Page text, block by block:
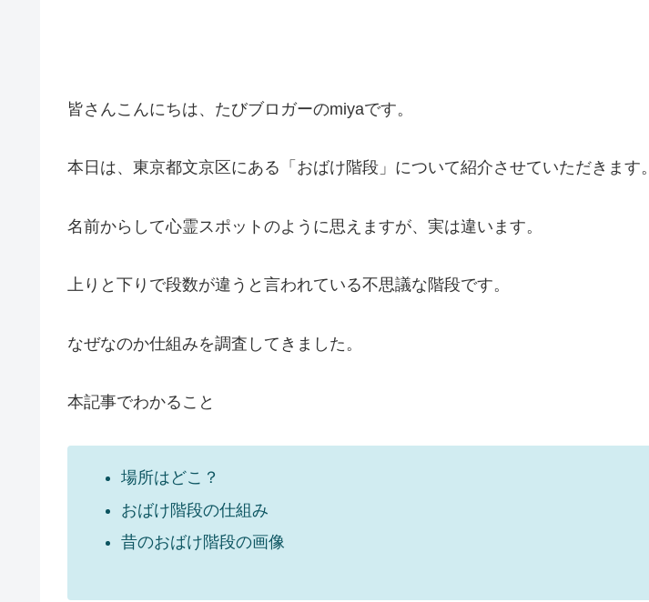
皆さんこんにちは、たびブロガーのmiyaです。
本日は、東京都文京区にある「おばけ階段」について紹介させていただきます。
名前からして心霊スポットのように思えますが、実は違います。
上りと下りで段数が違うと言われている不思議な階段です。
なぜなのか仕組みを調査してきました。
本記事でわかること
場所はどこ？
おばけ階段の仕組み
昔のおばけ階段の画像